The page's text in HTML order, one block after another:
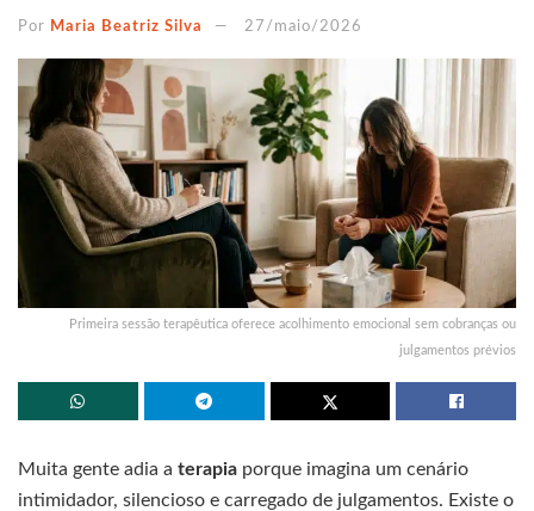
Por Maria Beatriz Silva 27/maio/2026
Primeira sessão terapêutica oferece acolhimento emocional sem cobranças ou
julgamentos prévios
Muita gente adia a terapia porque imagina um cenário
intimidador, silencioso e carregado de julgamentos. Existe o